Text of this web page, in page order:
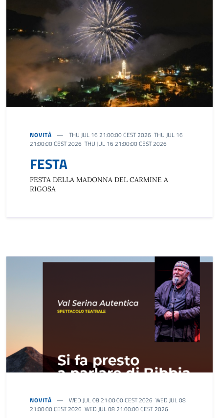
NOVITÀ
THU JUL 16 21:00:00 CEST 2026 THU JUL 16
21:00:00 CEST 2026 THU JUL 16 21:00:00 CEST 2026
FESTA
FESTA DELLA MADONNA DEL CARMINE A
RIGOSA
NOVITÀ
WED JUL 08 21:00:00 CEST 2026 WED JUL 08
21:00:00 CEST 2026 WED JUL 08 21:00:00 CEST 2026